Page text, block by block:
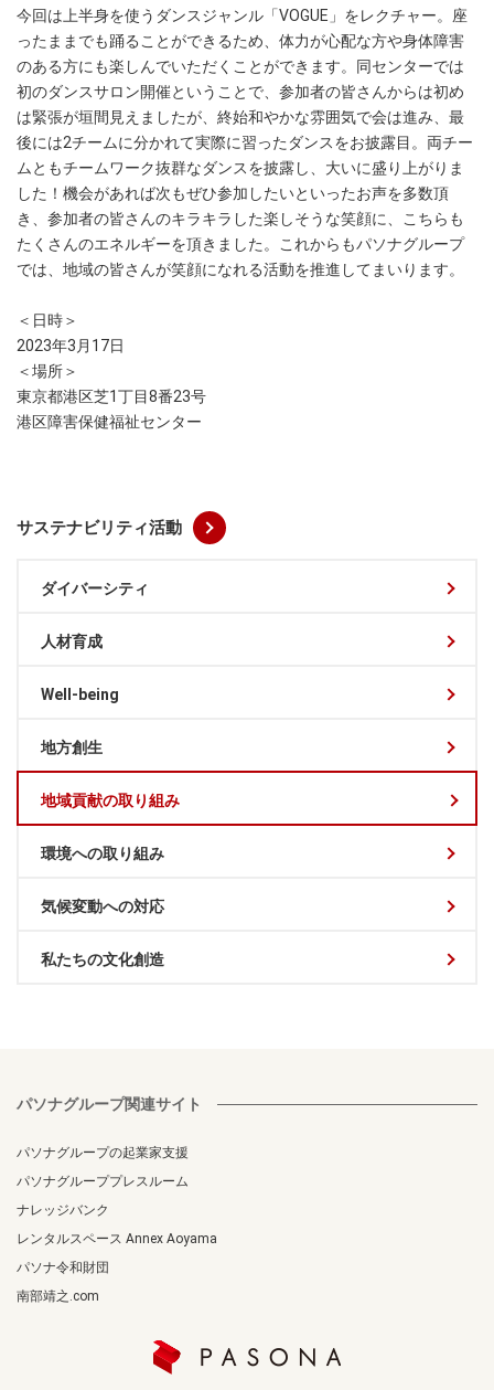
今回は上半身を使うダンスジャンル「VOGUE」をレクチャー。座
ったままでも踊ることができるため、体力が心配な方や身体障害
のある方にも楽しんでいただくことができます。同センターでは
初のダンスサロン開催ということで、参加者の皆さんからは初め
は緊張が垣間見えましたが、終始和やかな雰囲気で会は進み、最
後には2チームに分かれて実際に習ったダンスをお披露目。両チー
ムともチームワーク抜群なダンスを披露し、大いに盛り上がりま
した！機会があれば次もぜひ参加したいといったお声を多数頂
き、参加者の皆さんのキラキラした楽しそうな笑顔に、こちらも
たくさんのエネルギーを頂きました。これからもパソナグループ
では、地域の皆さんが笑顔になれる活動を推進してまいります。
＜日時＞
2023年3月17日
＜場所＞
東京都港区芝1丁目8番23号
港区障害保健福祉センター
サステナビリティ活動
ダイバーシティ
人材育成
Well-being
地方創生
地域貢献の取り組み
環境への取り組み
気候変動への対応
私たちの文化創造
パソナグループ関連サイト
パソナグループの起業家支援
パソナグループプレスルーム
ナレッジバンク
レンタルスペース Annex Aoyama
パソナ令和財団
南部靖之.com